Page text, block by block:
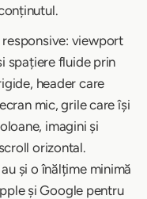
viewport
spațiere fluide prin
header care
mic, grile care își
imagini și
orizontal.
și o înălțime minimă
și Google pentru